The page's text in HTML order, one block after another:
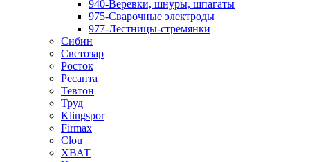
940-Веревки, шнуры, шпагаты
975-Сварочные электроды
977-Лестницы-стремянки
Сибин
Светозар
Росток
Ресанта
Тевтон
Труд
Klingspor
Firmax
Clou
XВАТ